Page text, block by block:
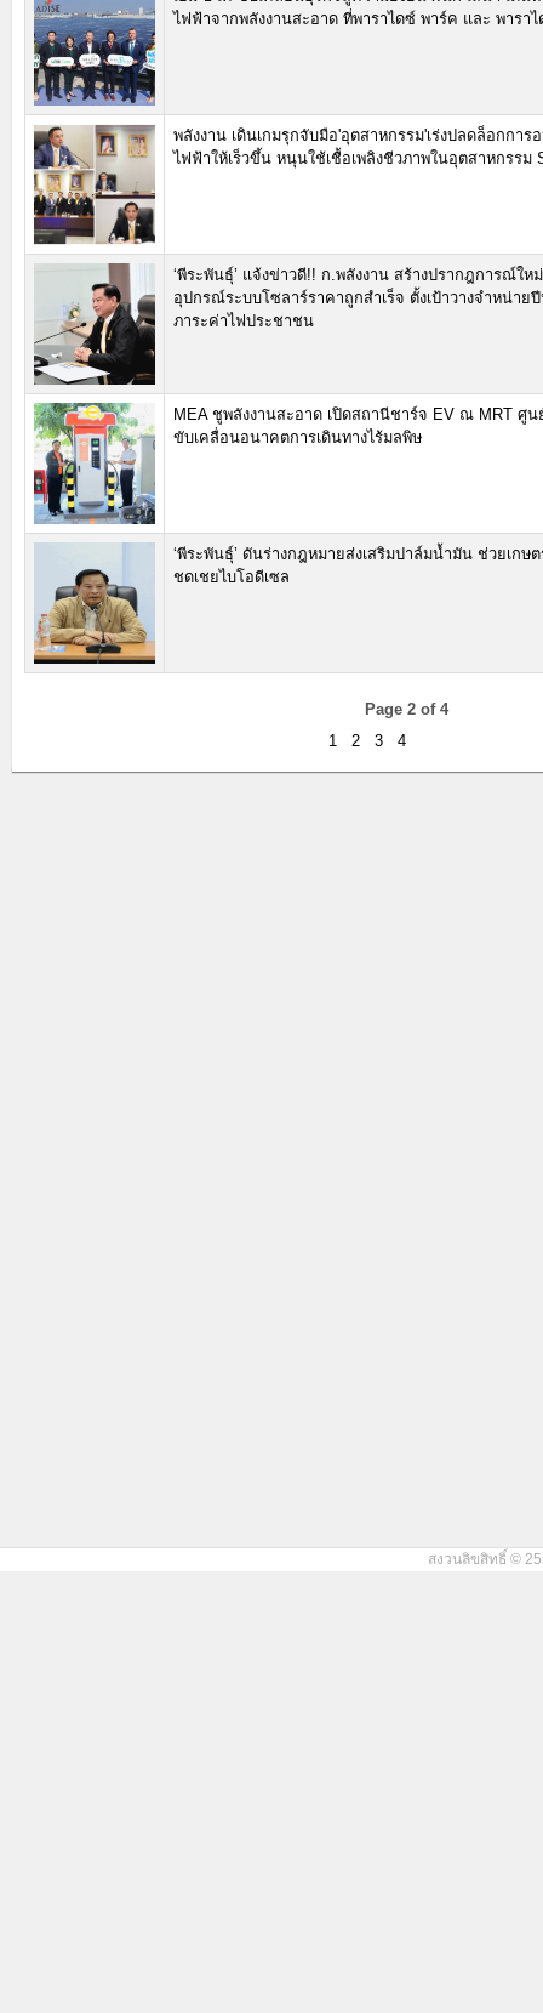
ไฟฟ้าจากพลังงานสะอาด ที่พาราไดซ์ พาร์ค และ พาราไ
พลังงาน เดินเกมรุกจับมือ'อุตสาหกรรม'เร่งปลดล็อกการ
ไฟฟ้าให้เร็วขึ้น หนุนใช้เชื้อเพลิงชีวภาพในอุตสาหกรรม
‘พีระพันธุ์’ แจ้งข่าวดี!! ก.พลังงาน สร้างปรากฎการณ์ใ
อุปกรณ์ระบบโซลาร์ราคาถูกสำเร็จ ตั้งเป้าวางจำหน่าย
ภาระค่าไฟประชาชน
MEA ชูพลังงานสะอาด เปิดสถานีชาร์จ EV ณ MRT ศู
ขับเคลื่อนอนาคตการเดินทางไร้มลพิษ
‘พีระพันธุ์’ ดันร่างกฎหมายส่งเสริมปาล์มน้ำมัน ช่วยเกษ
ชดเชยไบโอดีเซล
Page 2 of 4
1
2 3 4
สงวนลิขสิทธิ์ ©